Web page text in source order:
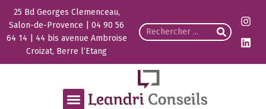
25 Bd Georges Clemenceau,
Salon-de-Provence | 04 90 56
64 14 | 44 bis avenue Ambroise
Croizat, Berre l’Etang